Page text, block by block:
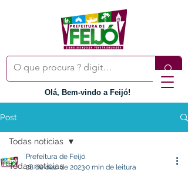
Olá, Bem-vindo a Feijó!
Post
Todas notícias
Todas notícias
Prefeitura de Feijó
28 de dez. de 20230 min de leitura